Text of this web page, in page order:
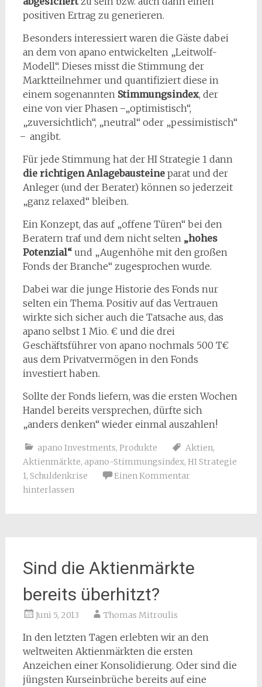
positiven Ertrag zu generieren.
Besonders interessiert waren die Gäste dabei
an dem von apano entwickelten „Leitwolf-
Modell“. Dieses misst die Stimmung der
Marktteilnehmer und quantifiziert diese in
einem sogenannten Stimmungsindex, der
eine von vier Phasen ̶ „optimistisch“,
„zuversichtlich“, „neutral“ oder „pessimistisch“
̶ angibt.
Für jede Stimmung hat der HI Strategie 1 dann
die richtigen Anlagebausteineparat und der
Anleger (und der Berater) können so jederzeit
„ganz relaxed“ bleiben.
Ein Konzept, das auf „offene Türen“ bei den
Beratern traf und dem nicht selten „hohes
Potenzial“und „Augenhöhe mit den großen
Fonds der Branche“ zugesprochen wurde.
Dabei war die junge Historie des Fonds nur
selten ein Thema. Positiv auf das Vertrauen
wirkte sich sicher auch die Tatsache aus, das
apano selbst 1 Mio. € und die drei
Geschäftsführer von apano nochmals 500 T€
aus dem Privatvermögen in den Fonds
investiert haben.
Sollte der Fonds liefern, was die ersten Wochen
Handel bereits versprechen, dürfte sich
„anders denken“ wieder einmal auszahlen!
apano Investments, Produkte Aktien,
Aktienmärkte, apano-Stimmungsindex, HI Strategie
1, Schuldenkrise
Einen Kommentar
hinterlassen
Sind die Aktienmärkte
bereits überhitzt?
Juni 5, 2013 Thomas Mitroulis
In den letzten Tagen erlebten wir an den
weltweiten Aktienmärkten die ersten
Anzeichen einer Konsolidierung. Oder sind die
jüngsten Kurseinbrüche bereits auf eine